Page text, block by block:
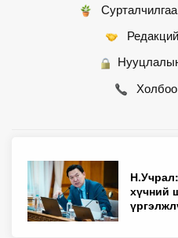
хүчний
© 2007 - 2026 Монгол Контент